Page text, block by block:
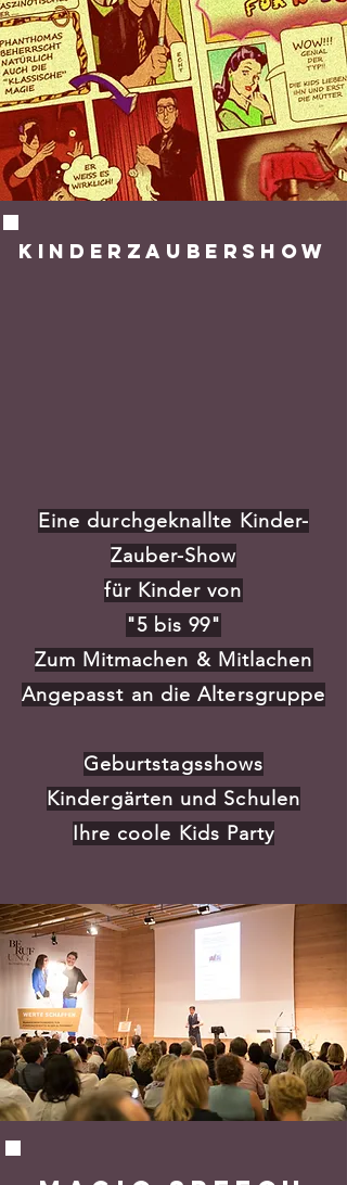
Kinderzaubershow
Eine durchgeknallte Kinder-
Zauber-Show
für Kinder von
"5 bis 99"
Zum Mitmachen & Mitlachen
Angepasst an die Altersgruppe
Geburtstagsshows
Kindergärten und Schulen
Ihre coole Kids Party